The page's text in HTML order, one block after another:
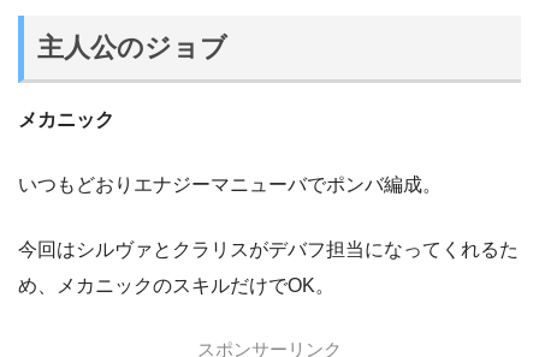
主人公のジョブ
メカニック
いつもどおりエナジーマニューバでポンバ編成。
今回はシルヴァとクラリスがデバフ担当になってくれるた
め、メカニックのスキルだけでOK。
スポンサーリンク